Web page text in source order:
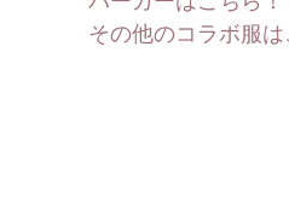
その他のコラボ服